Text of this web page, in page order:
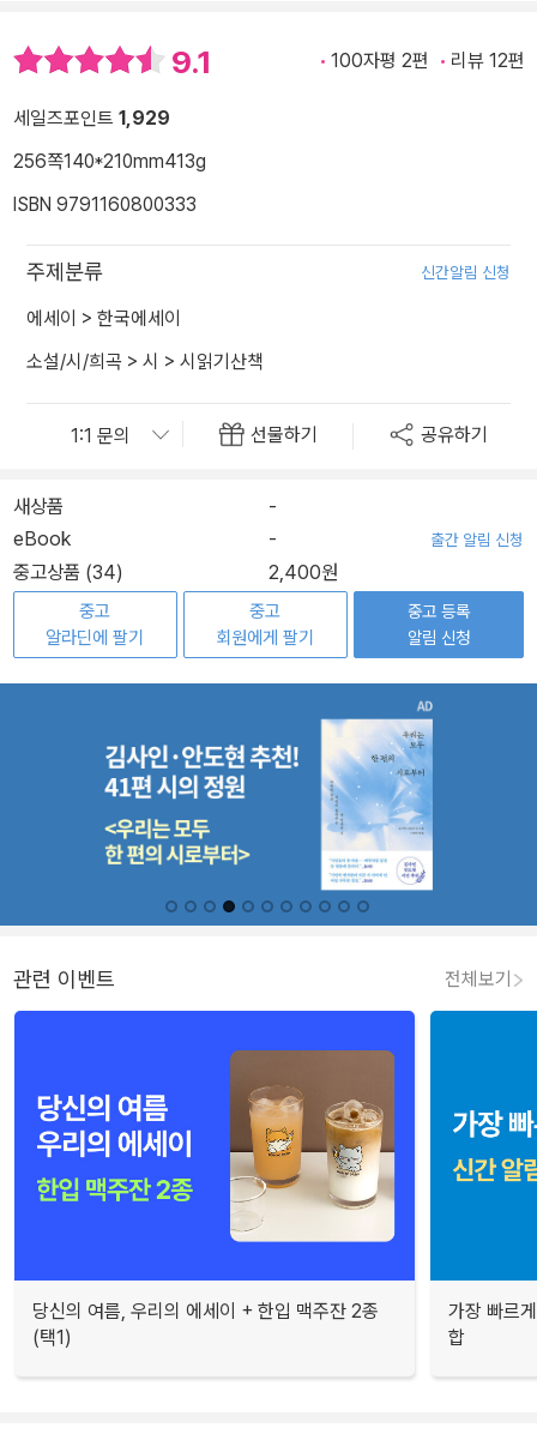
9.1 100자평 2편 리뷰 12편
세일즈포인트 1,929
256쪽140*210mm413g
ISBN 9791160800333
주제분류 신간알림 신청
에세이 > 한국에세이
소설/시/희곡 > 시 > 시읽기산책
선물하기 공유하기
새상품
-
eBook
- 출간 알림 신청
중고상품 (34) 2,400원
중고
알라딘에 팔기
중고
회원에게 팔기
중고 등록
알림 신청
관련 이벤트 전체보기
당신의 여름, 우리의 에세이 + 한입 맥주잔 2종
(택1)
가장 빠르
합